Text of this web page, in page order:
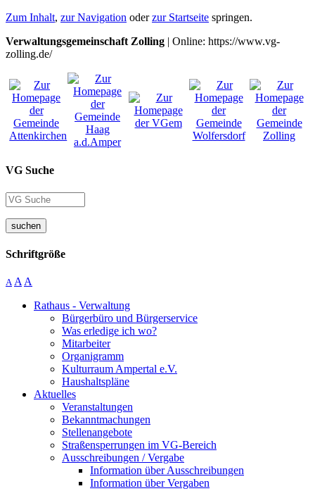
Zum Inhalt, zur Navigation oderzur Startseite springen.
Verwaltungsgemeinschaft Zolling | Online: https://www.vg-
zolling.de/
VG Suche
suchen
Schriftgröße
A A A
Rathaus - Verwaltung
Bürgerbüro und Bürgerservice
Was erledige ich wo?
Mitarbeiter
Organigramm
Kulturraum Ampertal e.V.
Haushaltspläne
Aktuelles
Veranstaltungen
Bekanntmachungen
Stellenangebote
Straßensperrungen im VG-Bereich
Ausschreibungen / Vergabe
Information über Ausschreibungen
Information über Vergaben